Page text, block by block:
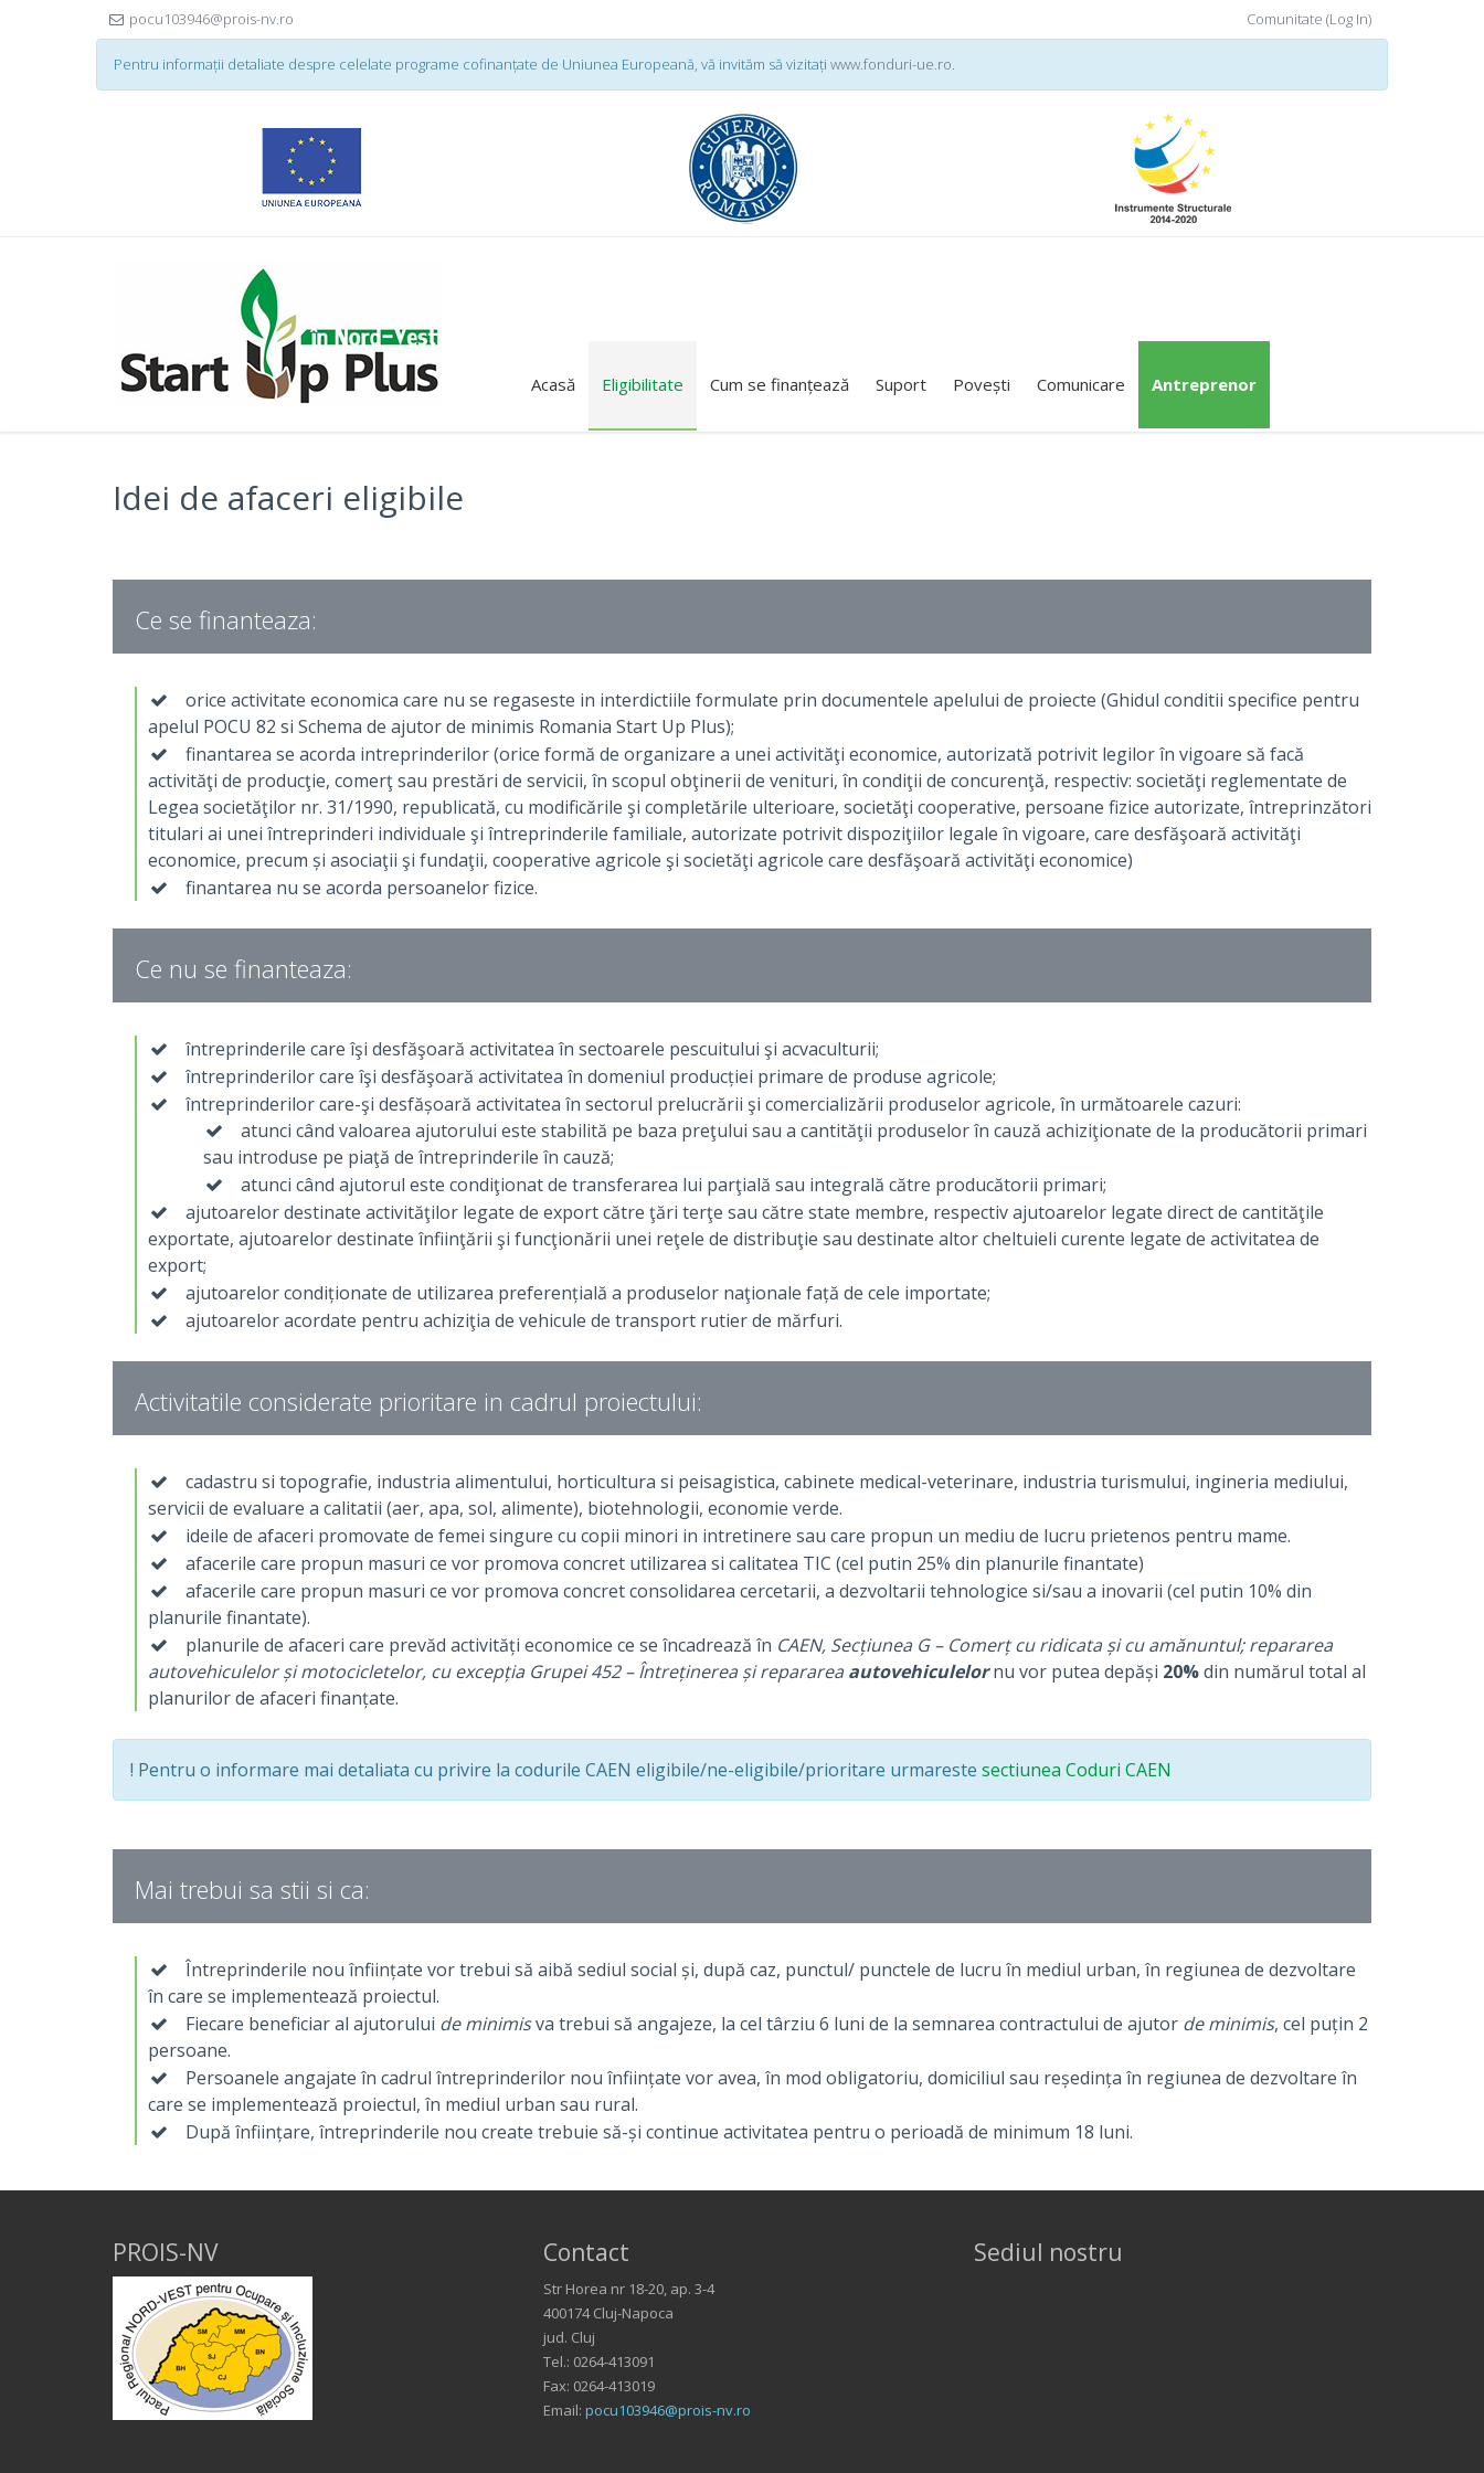
pocu103946@prois-nv.ro Comunitate (Log In)
Pentru informații detaliate despre celelate programe cofinanțate de Uniunea Europeană, vă invităm să vizitați www.fonduri-ue.ro.
Acasă Eligibilitate Cum se finanțează Suport Povești Comunicare Antreprenor
Idei de afaceri eligibile
Ce se finanteaza:
orice activitate economica care nu se regaseste in interdictiile formulate prin documentele apelului de proiecte (Ghidul conditii specifice pentru
apelul POCU 82 si Schema de ajutor de minimis Romania Start Up Plus);
finantarea se acorda intreprinderilor (orice formă de organizare a unei activităţi economice, autorizată potrivit legilor în vigoare să facă
activităţi de producţie, comerţ sau prestări de servicii, în scopul obţinerii de venituri, în condiţii de concurenţă, respectiv: societăţi reglementate de
Legea societăţilor nr. 31/1990, republicată, cu modificările şi completările ulterioare, societăţi cooperative, persoane fizice autorizate, întreprinzători
titulari ai unei întreprinderi individuale şi întreprinderile familiale, autorizate potrivit dispoziţiilor legale în vigoare, care desfăşoară activităţi
economice, precum și asociaţii şi fundaţii, cooperative agricole şi societăţi agricole care desfăşoară activităţi economice)
finantarea nu se acorda persoanelor fizice.
Ce nu se finanteaza:
întreprinderile care îşi desfăşoară activitatea în sectoarele pescuitului şi acvaculturii;
întreprinderilor care îşi desfăşoară activitatea în domeniul producției primare de produse agricole;
întreprinderilor care-şi desfășoară activitatea în sectorul prelucrării şi comercializării produselor agricole, în următoarele cazuri:
atunci când valoarea ajutorului este stabilită pe baza preţului sau a cantităţii produselor în cauză achiziţionate de la producătorii primari
sau introduse pe piaţă de întreprinderile în cauză;
atunci când ajutorul este condiţionat de transferarea lui parţială sau integrală către producătorii primari;
ajutoarelor destinate activităţilor legate de export către ţări terţe sau către state membre, respectiv ajutoarelor legate direct de cantităţile
exportate, ajutoarelor destinate înfiinţării şi funcţionării unei reţele de distribuţie sau destinate altor cheltuieli curente legate de activitatea de
export;
ajutoarelor condiționate de utilizarea preferențială a produselor naţionale față de cele importate;
ajutoarelor acordate pentru achiziţia de vehicule de transport rutier de mărfuri.
Activitatile considerate prioritare in cadrul proiectului:
cadastru si topografie, industria alimentului, horticultura si peisagistica, cabinete medical-veterinare, industria turismului, ingineria mediului,
servicii de evaluare a calitatii (aer, apa, sol, alimente), biotehnologii, economie verde.
ideile de afaceri promovate de femei singure cu copii minori in intretinere sau care propun un mediu de lucru prietenos pentru mame.
afacerile care propun masuri ce vor promova concret utilizarea si calitatea TIC (cel putin 25% din planurile finantate)
afacerile care propun masuri ce vor promova concret consolidarea cercetarii, a dezvoltarii tehnologice si/sau a inovarii (cel putin 10% din
planurile finantate).
planurile de afaceri care prevăd activități economice ce se încadrează în CAEN, Secțiunea G – Comerț cu ridicata și cu amănuntul; repararea
autovehiculelor și motocicletelor, cu excepția Grupei 452 – Întreținerea și repararea autovehiculelornu vor putea depăși 20%din numărul total al
planurilor de afaceri finanțate.
! Pentru o informare mai detaliata cu privire la codurile CAEN eligibile/ne-eligibile/prioritare urmareste sectiunea Coduri CAEN
Mai trebui sa stii si ca:
Întreprinderile nou înființate vor trebui să aibă sediul social și, după caz, punctul/ punctele de lucru în mediul urban, în regiunea de dezvoltare
în care se implementează proiectul.
Fiecare beneficiar al ajutorului de minimisva trebui să angajeze, la cel târziu 6 luni de la semnarea contractului de ajutor de minimis, cel puțin 2
persoane.
Persoanele angajate în cadrul întreprinderilor nou înființate vor avea, în mod obligatoriu, domiciliul sau reședința în regiunea de dezvoltare în
care se implementează proiectul, în mediul urban sau rural.
După înființare, întreprinderile nou create trebuie să-și continue activitatea pentru o perioadă de minimum 18 luni.
PROIS-NV Contact
Str Horea nr 18-20, ap. 3-4
400174 Cluj-Napoca
jud. Cluj
Tel.: 0264-413091
Fax: 0264-413019
Email: pocu103946@prois-nv.ro
Sediul nostru